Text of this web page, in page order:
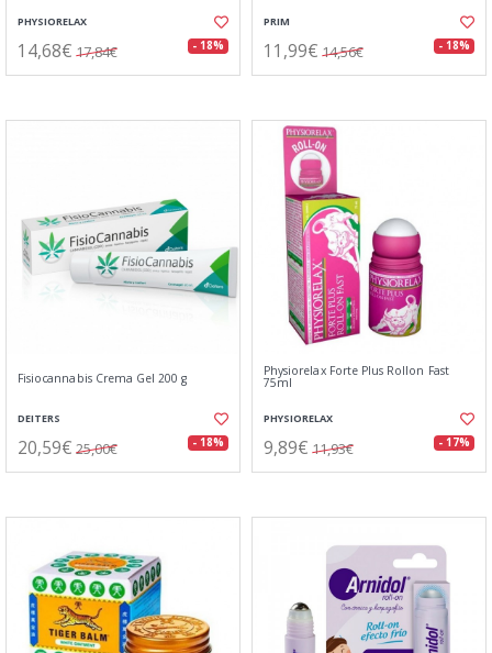
PHYSIORELAX
14,68€ 17,84€ - 18%
PRIM
11,99€ 14,56€ - 18%
Fisiocannabis Crema Gel 200 g
DEITERS
20,59€ 25,00€ - 18%
Physiorelax Forte Plus Rollon Fast
75ml
PHYSIORELAX
9,89€ 11,93€ - 17%